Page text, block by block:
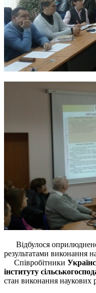
Відбулося оприлюднене
результатами виконання
Співробітники
інституту
стан виконання наукових